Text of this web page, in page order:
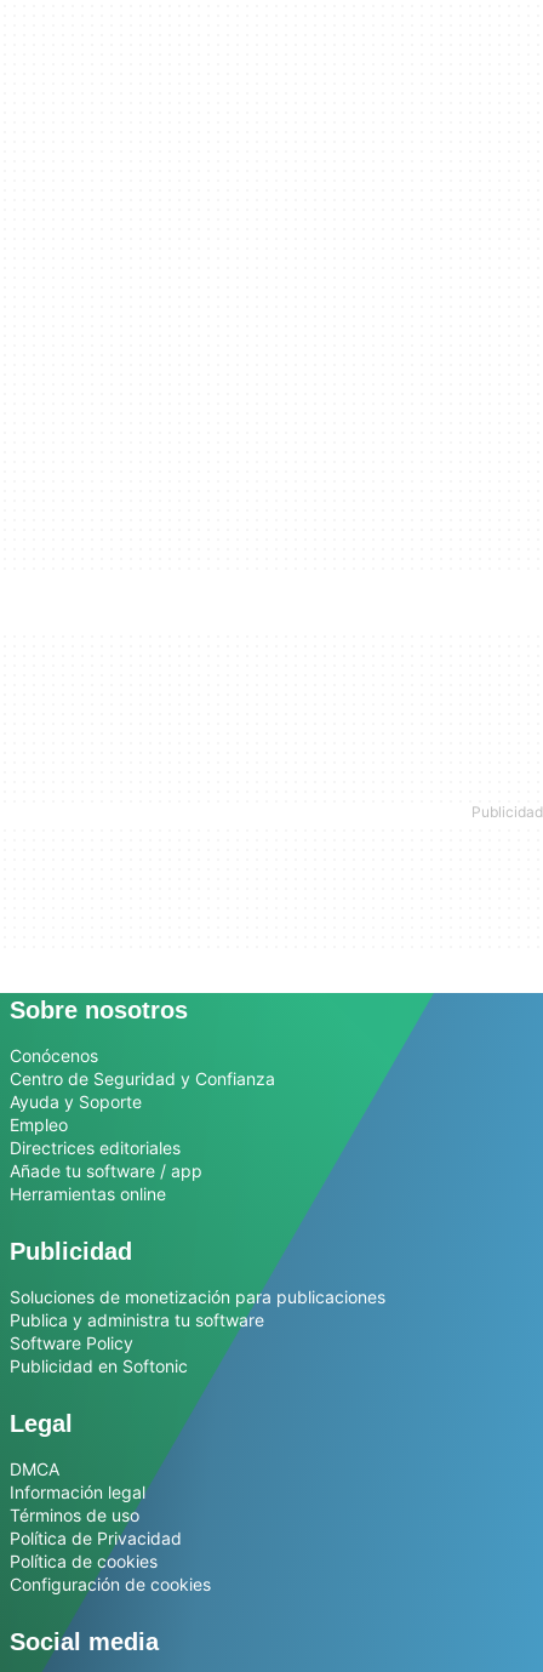
Sobre nosotros
Conócenos
Centro de Seguridad y Confianza
Ayuda y Soporte
Empleo
Directrices editoriales
Añade tu software / app
Herramientas online
Publicidad
Soluciones de monetización para publicaciones
Publica y administra tu software
Software Policy
Publicidad en Softonic
Legal
DMCA
Información legal
Términos de uso
Política de Privacidad
Política de cookies
Configuración de cookies
Social media